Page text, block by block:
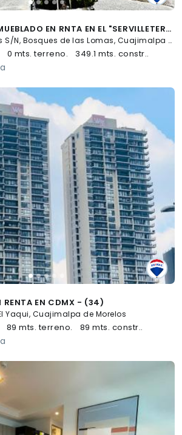
DEPARTAMENTO AMUEBLADO EN RNTA EN EL "SERVILLETERO" - (34)
Paseo de los Laureles S/N, Bosques de las Lomas, Cuajimalpa de Morelos
0 mts. terreno. 349.1 mts. constr..
RENTA EN CDMX - (34)
El Yaqui, Cuajimalpa de Morelos
89 mts. terreno. 89 mts. constr..